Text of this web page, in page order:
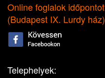
Online foglalok időpontot
(Budapest IX. Lurdy ház)
Telephelyek: